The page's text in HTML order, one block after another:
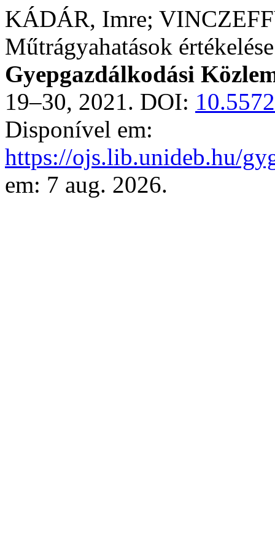
KÁDÁR, Imre;
Műtrágyahatások
Gyepgazdálkodási
19–30, 2021. DOI:
Disponível em:
https://ojs.lib.unideb.hu/
em: 7 aug. 2026.